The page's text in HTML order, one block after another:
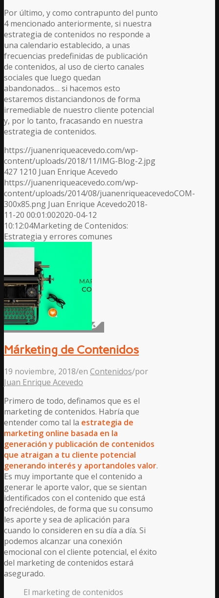
Por último, y como contrapunto del punto
4 mencionado anteriormente, si nuestra
estrategia de contenidos no responde a
una calendario establecido, a unas
frecuencias predefinidas de publicación
de contenidos, al uso de cierto canales
sociales que luego quedan
abandonados… si hacemos esto
estaremos distanciandonos de forma
irremediable de nuestro cliente potencial
y, por lo tanto, fracasando en nuestra
estrategia de contenidos.
https://juanenriqueacevedo.com/wp-
content/uploads/2018/11/IMG-Blog-2.jpg
427 1210 Juan Enrique Acevedo
https://juanenriqueacevedo.com/wp-
content/uploads/2014/08/juanenriqueacevedoCOM-
300x85.png Juan Enrique Acevedo2018-
11-20 00:01:002020-04-12
10:12:04Marketing de Contenidos:
Estrategia y errores comunes
Márketing de Contenidos
19 noviembre, 2018/en Contenidos/por
Juan Enrique Acevedo
Primero de todo, definamos que es el
marketing de contenidos. Habría que
entender como tal la estrategia de
marketing online basada en la
generación y publicación de contenidos
que atraigan a tu cliente potencial
generando interés y aportandoles valor.
Es muy importante que el contenido a
generar le aporte valor, que se sientan
identificados con el contenido que está
ofreciéndoles, de forma que su consumo
les aporte y sea de aplicación para
cuando lo consideren en su día a día. Si
podemos alcanzar una conexión
emocional con el cliente potencial, el éxito
del marketing de contenidos estará
asegurado.
El marketing de contenidos